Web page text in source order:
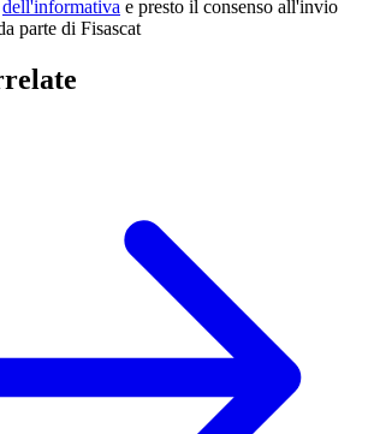
dell'informativa e presto il consenso all'invio
parte di Fisascat